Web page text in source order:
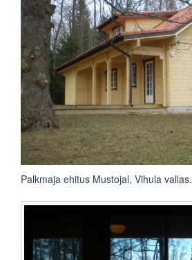
Palkmaja ehitus Mustojal, Vihula vallas.